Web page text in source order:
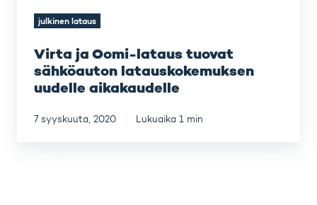
julkinen lataus
Virta ja Oomi-lataus tuovat
sähköauton latauskokemuksen
uudelle aikakaudelle
7 syyskuuta, 2020 Lukuaika 1 min